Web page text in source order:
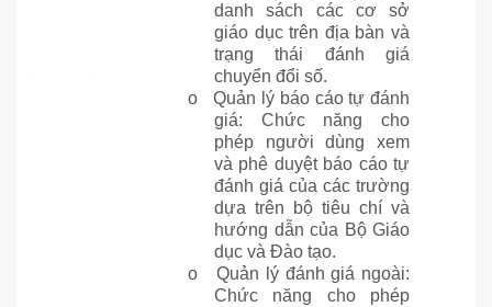
danh sách các cơ sở
giáo dục trên địa bàn và
trạng thái đánh giá
chuyển đổi số.
o
Quản lý báo cáo tự đánh
giá: Chức năng cho
phép người dùng xem
và phê duyệt báo cáo tự
đánh giá của các trường
dựa trên bộ tiêu chí và
hướng dẫn của Bộ Giáo
dục và Đào tạo.
o
Quản lý đánh giá ngoài:
Chức năng cho phép